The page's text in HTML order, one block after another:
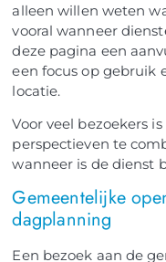
alleen willen weten
vooral wanneer
deze pagina een
een focus op gebruik
locatie.
Voor veel bezoekers
perspectieven te
wanneer is de dienst
Gemeentelijke
dagplanning
Een bezoek aan de